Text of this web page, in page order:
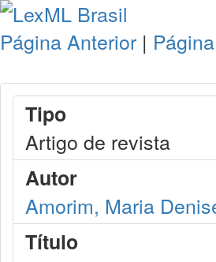
Página Anterior |
Tipo
Artigo de revista
Autor
Amorim, Maria
Título